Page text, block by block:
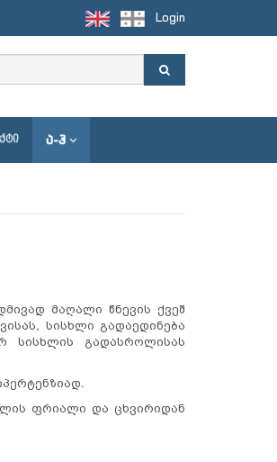
Login
Ა-Ჰ
მაღალი წნევის ქვეშ
სისხლი გადაედინება
სისხლის გადასროლისას
ფრიალი და ცხვირიდან